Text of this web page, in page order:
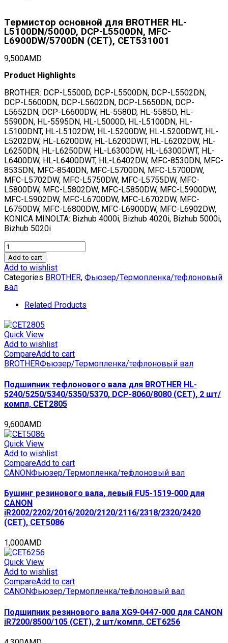
Термистор основной для BROTHER HL-
L5100DN/5000D, DCP-L5500DN, MFC-
L6900DW/5700DN (CET), CET531001
9,500AMD
Product Highlights
BROTHER: DCP-L5500D, DCP-L5500DN, DCP-L5502DN,
DCP-L5600DN, DCP-L5602DN, DCP-L5650DN, DCP-
L5652DN, DCP-L6600DW, HL-5580D, HL-5585D, HL-
5590DN, HL-5595DN, HL-L5000D, HL-L5100DN, HL-
L5100DNT, HL-L5102DW, HL-L5200DW, HL-L5200DWT, HL-
L5202DW, HL-L6200DW, HL-L6200DWT, HL-L6202DW, HL-
L6250DN, HL-L6250DW, HL-L6300DW, HL-L6300DWT, HL-
L6400DW, HL-L6400DWT, HL-L6402DW, MFC-8530DN, MFC-
8535DN, MFC-8540DN, MFC-L5700DN, MFC-L5700DW,
MFC-L5702DW, MFC-L5750DW, MFC-L5755DW, MFC-
L5800DW, MFC-L5802DW, MFC-L5850DW, MFC-L5900DW,
MFC-L5902DW, MFC-L6700DW, MFC-L6702DW, MFC-
L6750DW, MFC-L6800DW, MFC-L6900DW, MFC-L6902DW,
KONICA MINOLTA: Bizhub 4000i, Bizhub 4020i, Bizhub 5000i,
Bizhub 5020i
Термистор
основной
для
BROTHER
HL-
DCP-
MFC-
L6900DW/5700DN
(CET),
CET531001
quantity
Add to cart
Add to wishlist
Categories BROTHER, Фьюзер/Термопленка/тефлоновый
вал
Related Products
Quick View
Add to wishlist
CompareAdd to cart
BROTHERФьюзер/Термопленка/тефлоновый вал
Подшипник тефлонового вала для BROTHER HL-
5240/5250/5340/5350/5370, DCP-8060/8080 (CET), 2 шт/
компл, CET2805
9,600AMD
Quick View
Add to wishlist
CompareAdd to cart
CANONФьюзер/Термопленка/тефлоновый вал
Бушинг резинового вала, левый FU5-1519-000 для
CANON
iR2002/2202/2016/2020/2120/2116/2318/2320/2420
(CET), CET5086
1,000AMD
Quick View
Add to wishlist
CompareAdd to cart
CANONФьюзер/Термопленка/тефлоновый вал
Подшипник резинового вала XG9-0447-000 для CANON
iR7200/8500/105 (CET), 2 шт/компл, CET6256